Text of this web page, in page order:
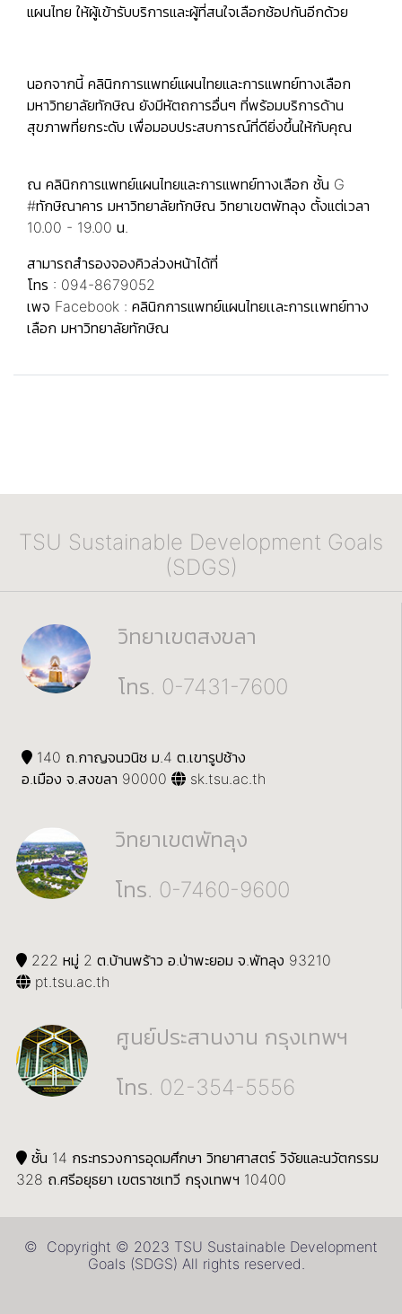
แผนไทย ให้ผู้เข้ารับบริการและผู้ที่สนใจเลือกช้อปกันอีกด้วย
นอกจากนี้ คลินิกการแพทย์แผนไทยและการแพทย์ทางเลือก
มหาวิทยาลัยทักษิณ ยังมีหัตถการอื่นๆ ที่พร้อมบริการด้าน
สุขภาพที่ยกระดับ เพื่อมอบประสบการณ์ที่ดียิ่งขึ้นให้กับคุณ
ณ คลินิกการแพทย์แผนไทยและการแพทย์ทางเลือก ชั้น G
#ทักษิณาคาร มหาวิทยาลัยทักษิณ วิทยาเขตพัทลุง ตั้งแต่เวลา
10.00 - 19.00 น.
สามารถสำรองจองคิวล่วงหน้าได้ที่
โทร : 094-8679052
เพจ Facebook : คลินิกการแพทย์แผนไทยเเละการเเพทย์ทาง
เลือก มหาวิทยาลัยทักษิณ
TSU Sustainable Development Goals
(SDGS)
วิทยาเขตสงขลา
โทร. 0-7431-7600
140 ถ.กาญจนวนิช ม.4 ต.เขารูปช้าง
อ.เมือง จ.สงขลา 90000
sk.tsu.ac.th
วิทยาเขตพัทลุง
โทร. 0-7460-9600
222 หมู่ 2 ต.บ้านพร้าว อ.ป่าพะยอม จ.พัทลุง 93210
pt.tsu.ac.th
ศูนย์ประสานงาน กรุงเทพฯ
โทร. 02-354-5556
ชั้น 14 กระทรวงการอุดมศึกษา วิทยาศาสตร์ วิจัยและนวัตกรรม
328 ถ.ศรีอยุธยา เขตราชเทวี กรุงเทพฯ 10400
© Copyright © 2023 TSU Sustainable Development
Goals (SDGS) All rights reserved.